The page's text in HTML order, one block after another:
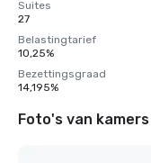
Suites
27
Belastingtarief
10,25%
Bezettingsgraad
14,195%
Foto's van kamers